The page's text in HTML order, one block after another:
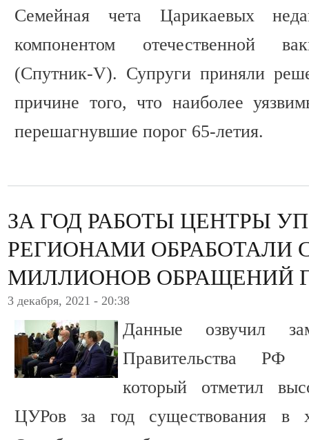
Семейная чета Царикаевых
компонентом отечественной
(Спутник-V). Супруги приняли
причине того, что наиболее
перешагнувшие порог 65-летия.
ЗА ГОД РАБОТЫ ЦЕНТРЫ
РЕГИОНАМИ ОБРАБОТАЛИ
МИЛЛИОНОВ ОБРАЩЕНИЙ
3 декабря, 2021 - 20:38
Данные озвучил
Правительства РФ
который отметил
ЦУРов за год существования в